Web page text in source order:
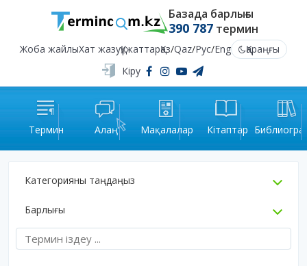
Базада барлығы
390 787термин
Жоба жайлыХат жазуҚұжаттарҚаз/Qaz/Рус/Eng
Қараңғы
Кіру
Термин Алаң Мақалалар Кітаптар
Категорияны таңдаңыз
Барлығы